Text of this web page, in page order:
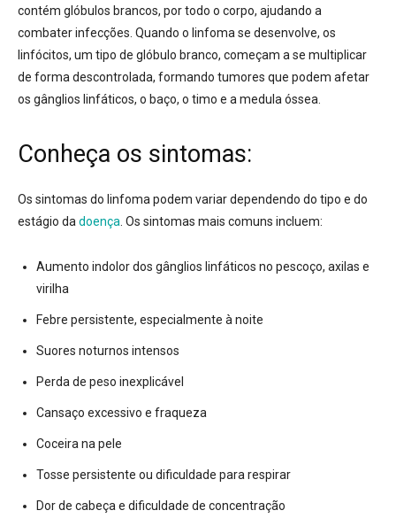
contém glóbulos brancos, por todo o corpo, ajudando a
combater infecções. Quando o linfoma se desenvolve, os
linfócitos, um tipo de glóbulo branco, começam a se multiplicar
de forma descontrolada, formando tumores que podem afetar
os gânglios linfáticos, o baço, o timo e a medula óssea.
Conheça os sintomas:
Os sintomas do linfoma podem variar dependendo do tipo e do
estágio dadoença. Os sintomas mais comuns incluem:
Aumento indolor dos gânglios linfáticos no pescoço, axilas e
virilha
Febre persistente, especialmente à noite
Suores noturnos intensos
Perda de peso inexplicável
Cansaço excessivo e fraqueza
Coceira na pele
Tosse persistente ou dificuldade para respirar
Dor de cabeça e dificuldade de concentração